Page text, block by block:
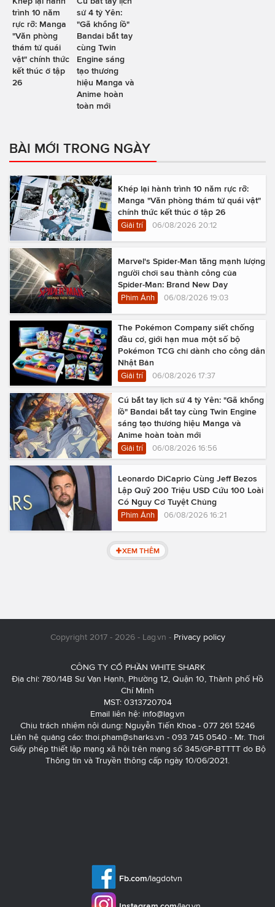
trình 10 năm
rực rỡ: Manga
"Văn phòng
thám tử quái
vật" chính thức
kết thúc ở tập
26
sử 4 tỷ Yên:
"Gã khổng lồ"
Bandai bắt tay
cùng Twin
Engine sáng
tạo thương
hiệu Manga và
Anime hoàn
toàn mới
BÀI MỚI TRONG NGÀY
Khép lại hành trình 10 năm rực rỡ:
Manga "Văn phòng thám tử quái vật"
chính thức kết thúc ở tập 26
Giải trí 06/08/2026 20:12
Marvel's Spider-Man tăng mạnh lượng
người chơi sau thành công của
Spider-Man: Brand New Day
Phim Ảnh 06/08/2026 19:03
The Pokémon Company siết chống
đầu cơ, giới hạn mua một số bộ
Pokémon TCG chỉ dành cho công dân
Nhật Bản
Giải trí 06/08/2026 17:37
Cú bắt tay lịch sử 4 tỷ Yên: "Gã khổng
lồ" Bandai bắt tay cùng Twin Engine
sáng tạo thương hiệu Manga và
Anime hoàn toàn mới
Giải trí 06/08/2026 16:56
Leonardo DiCaprio Cùng Jeff Bezos
Lập Quỹ 200 Triệu USD Cứu 100 Loài
Có Nguy Cơ Tuyệt Chủng
Phim Ảnh 06/08/2026 16:21
XEM THÊM
Copyright 2017 - 2026 - Lag.vn - Privacy policy
CÔNG TY CỔ PHẦN WHITE SHARK
Địa chỉ: 780/14B Sư Vạn Hạnh, Phường 12, Quận 10, Thành phố Hồ
Chí Minh
MST: 0313720704
Email liên hệ: info@lag.vn
Chịu trách nhiệm nội dung: Nguyễn Tiến Khoa - 077 261 5246
Liên hệ quảng cáo: thoi.pham@sharks.vn - 093 745 0540 - Mr. Thơi
Giấy phép thiết lập mạng xã hội trên mạng số 345/GP-BTTTT do Bộ
Thông tin và Truyền thông cấp ngày 10/06/2021.
Fb.com/lagdotvn